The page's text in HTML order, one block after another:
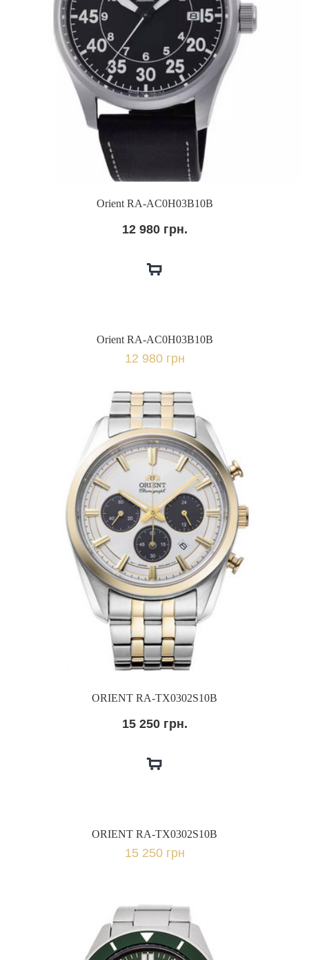
Orient RA-AC0H03B10B
12 980 грн.
Orient RA-AC0H03B10B
12 980 грн
ORIENT RA-TX0302S10B
15 250 грн.
ORIENT RA-TX0302S10B
15 250 грн